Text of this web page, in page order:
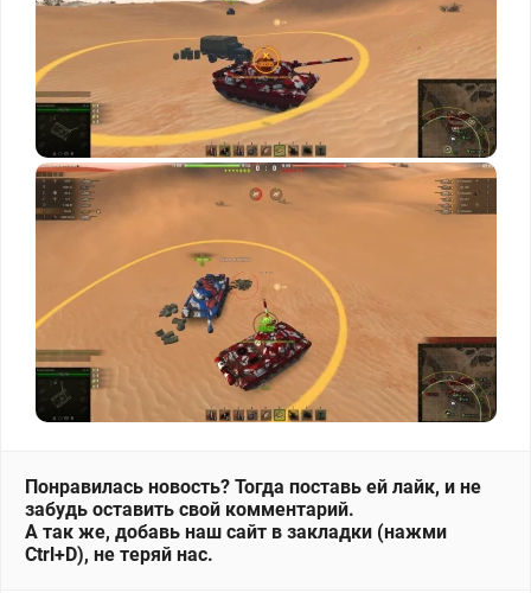
Понравилась новость? Тогда поставь ей лайк, и не
забудь оставить свой комментарий.
А так же, добавь наш сайт в закладки (нажми
Ctrl+D), не теряй нас.